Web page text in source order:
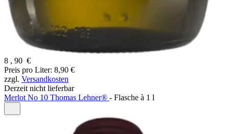
8 , 90 €
Preis pro Liter: 8,90 €
zzgl. Versandkosten
Derzeit nicht lieferbar
Merlot No 10 Thomas Lehner® - Flasche à 1 l